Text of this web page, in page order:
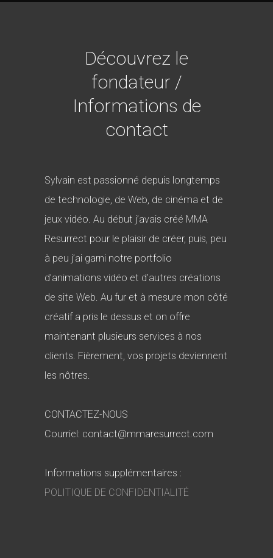
Découvrez le
fondateur /
Informations de
contact
Sylvain est passionné depuis longtemps
de technologie, de Web, de cinéma et de
jeux vidéo. Au début j’avais créé MMA
Resurrect pour le plaisir de créer, puis, peu
à peu j’ai garni notre portfolio
d’animations vidéo et d’autres créations
de site Web. Au fur et à mesure mon côté
créatif a pris le dessus et on offre
maintenant plusieurs services à nos
clients. Fièrement, vos projets deviennent
les nôtres.
CONTACTEZ-NOUS
Courriel: contact@mmaresurrect.com
Informations supplémentaires :
POLITIQUE DE CONFIDENTIALITÉ